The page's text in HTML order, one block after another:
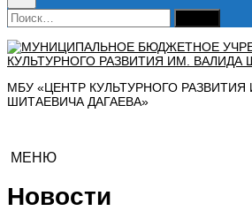
Найти:
МБУ «ЦЕНТР КУЛЬТУРНОГО РАЗВИТИЯ
ШИТАЕВИЧА ДАГАЕВА»
МЕНЮ
Новости